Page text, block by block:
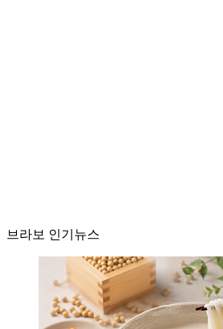
브라보 인기뉴스